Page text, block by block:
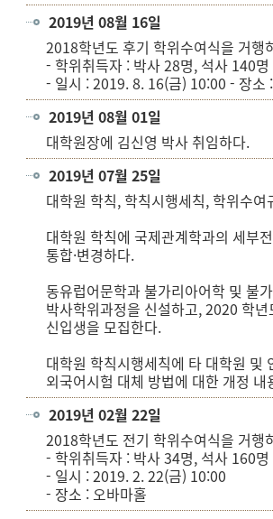
2019년 08월 16일
2018학년도 후기 학위수여식을 거행
- 학위취득자 : 박사 28명, 석사 140명
- 일시 : 2019. 8. 16(금) 10:00 - 장소
2019년 08월 01일
대학원장에 김신영 박사 취임하다.
2019년 07월 25일
대학원 학칙, 학칙시행세칙, 학위수여
대학원 학칙에 국제관계학과의 세부
통합·변경하다.
동유럽어문학과 불가리아어학 및 불
박사학위과정을 신설하고, 2020 학년
신입생을 모집한다.
대학원 학칙시행세칙에 타 대학원 및
외국어시험 대체 방법에 대한 개정 내
2019년 02월 22일
2018학년도 전기 학위수여식을 거행
- 학위취득자 : 박사 34명, 석사 160명
- 일시 : 2019. 2. 22(금) 10:00
- 장소 : 오바마홀